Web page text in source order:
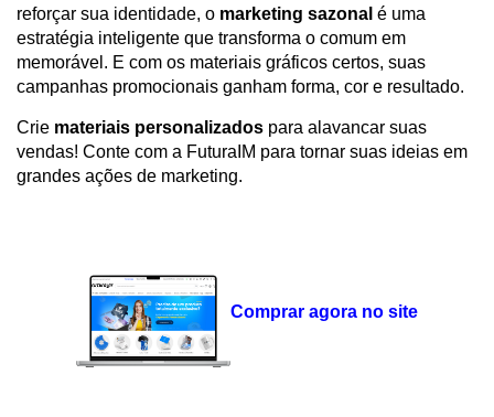
reforçar sua identidade, o marketing sazonal é uma
estratégia inteligente que transforma o comum em
memorável. E com os materiais gráficos certos, suas
campanhas promocionais ganham forma, cor e resultado.
Crie materiais personalizados para alavancar suas
vendas! Conte com a FuturaIM para tornar suas ideias em
grandes ações de marketing.
Comprar agora no site